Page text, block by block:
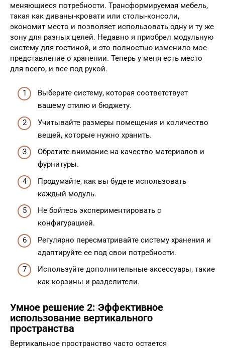
меняющиеся потребности. Трансформируемая мебель,
такая как диваны-кровати или столы-консоли,
экономит место и позволяет использовать одну и ту же
зону для разных целей. Недавно я приобрел модульную
систему для гостиной, и это полностью изменило мое
представление о хранении. Теперь у меня есть место
для всего, и все под рукой.
Выберите систему, которая соответствует
вашему стилю и бюджету.
Учитывайте размеры помещения и количество
вещей, которые нужно хранить.
Обратите внимание на качество материалов и
фурнитуры.
Продумайте, как вы будете использовать
каждый модуль.
Не бойтесь экспериментировать с
конфигурацией.
Регулярно пересматривайте систему хранения и
адаптируйте ее под свои потребности.
Используйте дополнительные аксессуары, такие
как корзины и разделители.
Умное решение 2: Эффективное
использование вертикального
пространства
Вертикальное пространство часто остается